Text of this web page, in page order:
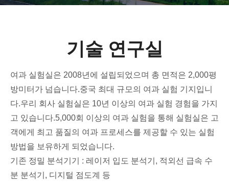
기술 연구실
여과 실험실은 2008년에 설립되었으며 총 면적은 2,000평
방미터가 넘습니다.중국 최대 규모의 여과 실험 기지입니
다.우리 회사 실험실은 10년 이상의 여과 실험 경험을 가지
고 있습니다.5,000회 이상의 여과 실험을 통해 실험실은 고
객에게 최고 품질의 여과 프로세스를 제공할 수 있는 실험
방법을 보유하게 되었습니다.
기존 정밀 분석기기 : 레이저 입도 분석기, 적외선 급속 수
분 분석기, 디지털 점도계 등